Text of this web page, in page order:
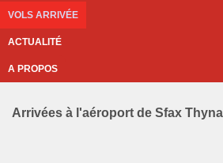
VOLS ARRIVÉE
ACTUALITÉ
A PROPOS
Arrivées à l'aéroport de Sfax